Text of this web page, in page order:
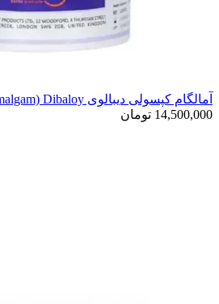
آمالگام کپسولی دیبالوی Amalcap(Amalgam) Dibaloy
14,500,000 تومان